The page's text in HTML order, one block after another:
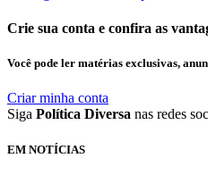
Crie sua conta e confira as
Você pode ler matérias exclusivas,
Criar minha conta
Siga Política Diversa nas redes
EM NOTÍCIAS